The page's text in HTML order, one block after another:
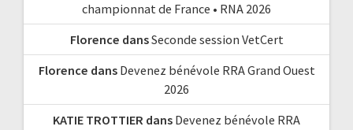
championnat de France • RNA 2026
Florence dansSeconde session VetCert
Florence dans Devenez bénévole RRA Grand Ouest
2026
KATIE TROTTIER dans Devenez bénévole RRA